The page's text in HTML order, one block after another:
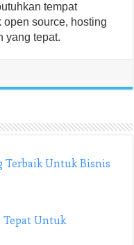
tempat
source, hosting
yang tepat.
Terbaik Untuk Bisnis
Untuk